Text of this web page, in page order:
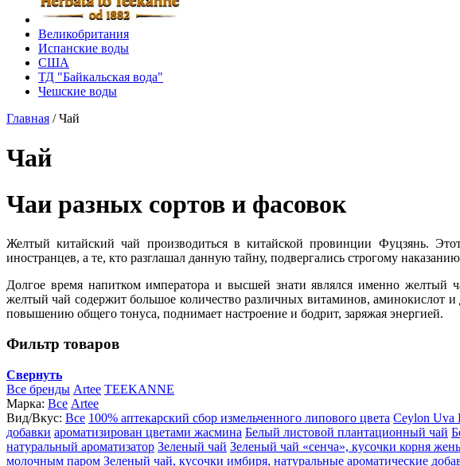
Великобритания
Испанские воды
США
ТД "Байкальская вода"
Чешские воды
Главная /Чай
Чай
Чаи разных сортов и фасовок
Желтый китайский чай производиться в китайской провинции Фуцзянь.
иностранцев, а те, кто разглашал данную тайну, подвергались строгому
Долгое время напитком императора и высшей знати являлся именно желтый
желтый чай содержит большое количество различных витаминов, аминокислот
повышению общего тонуса, поднимает настроение и бодрит, заряжая энергией.
Фильтр товаров
Свернуть
Все бренды Artee TEEKANNE
Марка: Все Artee
Вид/Вкус: Все 100% аптекарский сбор измельченного липового цвета Ceylon Uva
добавки ароматизирован цветами жасмина Белый листовой плантационный чай
натуральный ароматизатор Зеленый чай Зеленый чай «сенча», кусочки корня
молочным паром Зеленый чай, кусочки имбиря, натуральные ароматические